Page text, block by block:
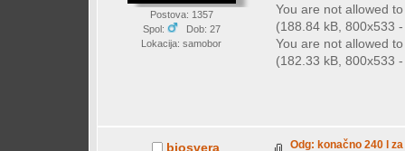
Postova: 1357
Spol:
Dob: 27
Lokacija: samobor
You are not allowed
(188.84 kB, 800x533
You are not allowed
(182.33 kB, 800x533
biosvera Odg: konačno 240 l